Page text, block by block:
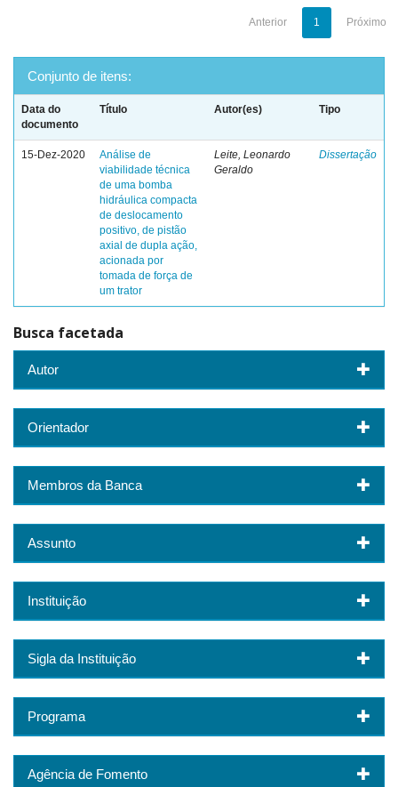
Anterior 1 Próximo
Conjunto de itens:
Data do
documento
Título Autor(es) Tipo
15-Dez-2020
Análise de
viabilidade técnica
de uma bomba
hidráulica compacta
de deslocamento
positivo, de pistão
axial de dupla ação,
acionada por
tomada de força de
um trator
Leite, Leonardo
Geraldo
Dissertação
Busca facetada
Autor
Orientador
Membros da Banca
Assunto
Instituição
Sigla da Instituição
Programa
Agência de Fomento